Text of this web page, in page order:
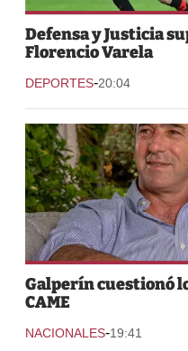
Defensa y Justicia
Florencio Varela
DEPORTES-20:04
Galperín cuestionó
CAME
NACIONALES-19:41